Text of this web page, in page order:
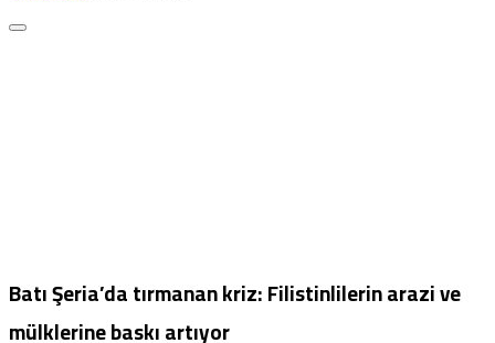
Batı Şeria’da tırmanan kriz: Filistinlilerin arazi ve
mülklerine baskı artıyor